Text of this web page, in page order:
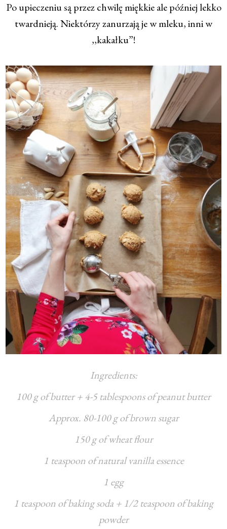
Po upieczeniu są przez chwilę miękkie ale później lekko
twardnieją. Niektórzy zanurzają je w mleku, inni w
,,kakałku”!
Ingredients:
100 g of butter + 4-5 tablespoons of peanut butter
Approx. 80-100 g of brown sugar
150 g of wheat flour
1 teaspoon of natural vanilla essence
1 egg
1 teaspoon of baking soda + 1/2 teaspoon of baking
powder